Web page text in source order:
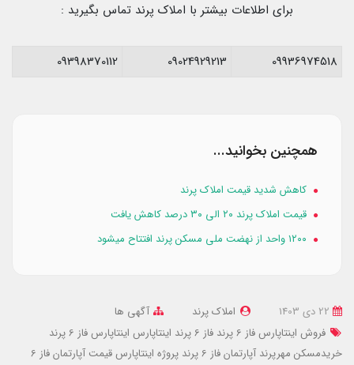
برای اطلاعات بیشتر با املاک پرند تماس بگیرید :
09936974518
09024929213
09398370112
همچنین بخوانید...
کاهش شدید قیمت املاک پرند
قیمت املاک پرند ۲۰ الی ۳۰ درصد کاهش یافت
املاک پرند
آگهی ها
فروش اینتاپارس فاز 6 پرند
فاز 6 پرند اینتاپارس
اینتاپارس فاز 6 پرند
خریدمسکن مهرپرند آپارتمان فاز 6 پرند پروژه اینتاپارس
قیمت آپارتمان فاز 6